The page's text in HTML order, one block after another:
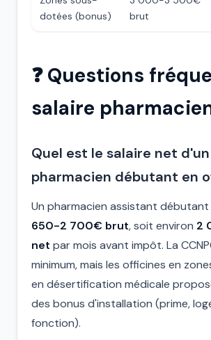
dotées (bonus)
brut
❓ Questions
salaire
Quel est le salaire net d'un
pharmacien débutant en
Un pharmacien assistant
650-2 700€ brut, soit environ 2
net par mois avant impôt. La
minimum, mais les officines en
en désertification médicale
des bonus d'installation (prime,
fonction).